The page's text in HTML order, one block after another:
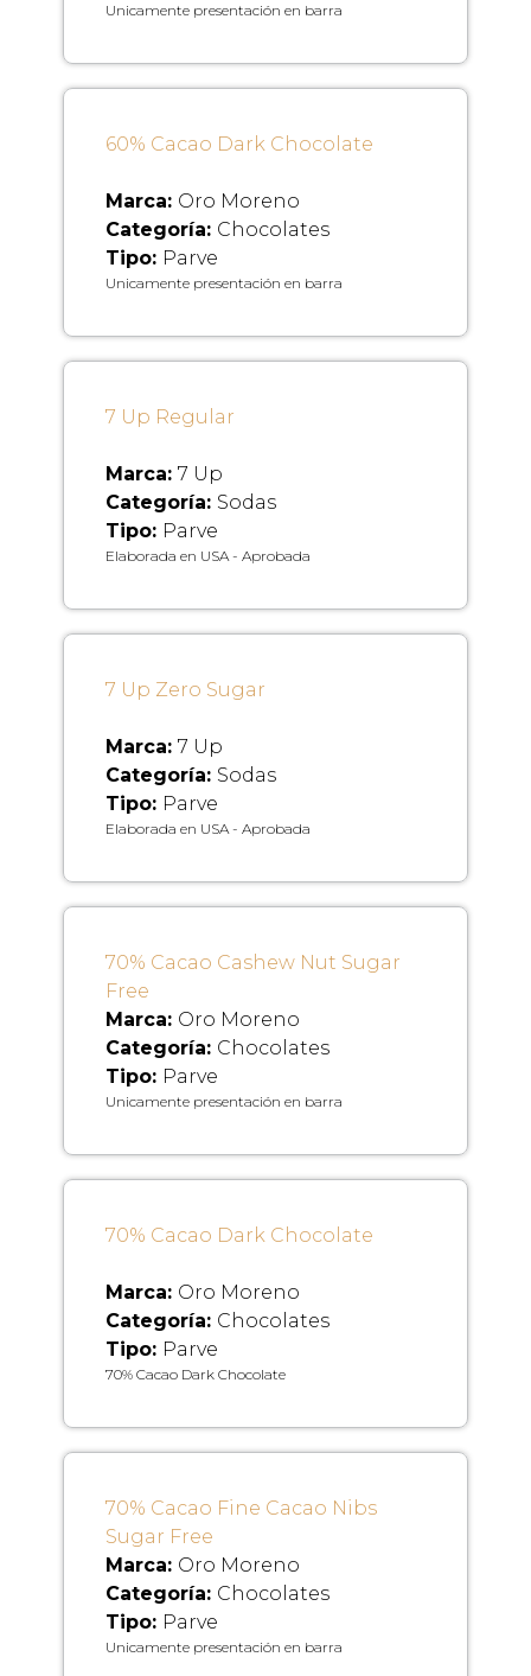
Unicamente presentación en barra
60% Cacao Dark Chocolate
Marca: Oro Moreno
Categoría: Chocolates
Tipo: Parve
Unicamente presentación en barra
7 Up Regular
Marca: 7 Up
Categoría: Sodas
Tipo: Parve
Elaborada en USA - Aprobada
7 Up Zero Sugar
Marca: 7 Up
Categoría: Sodas
Tipo: Parve
Elaborada en USA - Aprobada
70% Cacao Cashew Nut Sugar
Free
Marca: Oro Moreno
Categoría: Chocolates
Tipo: Parve
Unicamente presentación en barra
70% Cacao Dark Chocolate
Marca: Oro Moreno
Categoría: Chocolates
Tipo: Parve
70% Cacao Dark Chocolate
70% Cacao Fine Cacao Nibs
Sugar Free
Marca: Oro Moreno
Categoría: Chocolates
Tipo: Parve
Unicamente presentación en barra